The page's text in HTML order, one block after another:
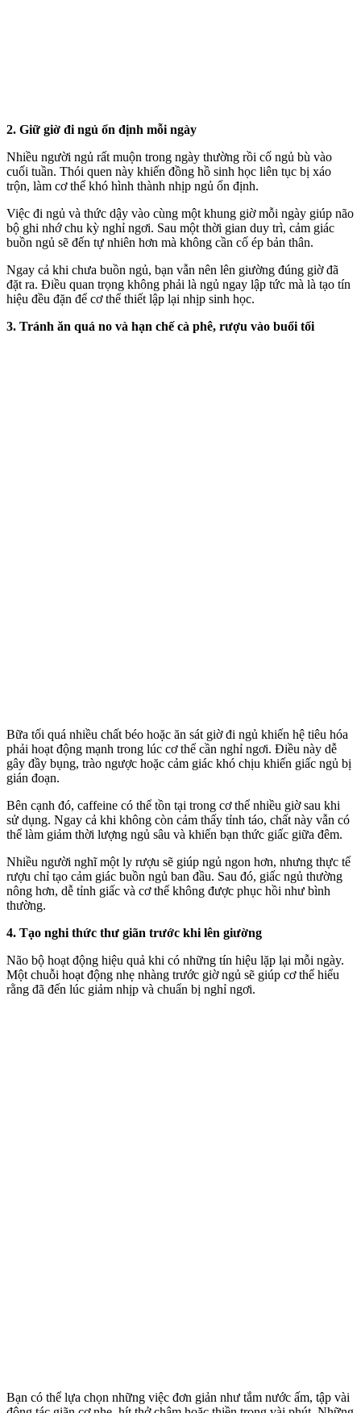
2. Giữ giờ đi ngủ ổn định mỗi ngày
Nhiều người ngủ rất muộn trong ngày thường rồi cố ngủ bù vào
cuối tuần. Thói quen này khiến đồng hồ sinh học liên tục bị xáo
trộn, làm c‌ơ th‌ể khó hình thành nhịp ngủ ổn định.
Việc đi ngủ và thức dậy vào cùng một khung giờ mỗi ngày giúp não
bộ ghi nhớ chu kỳ nghỉ ngơi. Sau một thời gian duy trì, cảm giác
buồn ngủ sẽ đến tự nhiên hơn mà không cần cố ép bản thân.
Ngay cả khi chưa buồn ngủ, bạn vẫn nên lên giường đúng giờ đã
đặt ra. Điều quan trọng không phải là ngủ ngay lập tức mà là tạo tín
hiệu đều đặn để c‌ơ th‌ể thiết lập lại nhịp sinh học.
3. Tránh ăn quá no và hạn chế cà phê, rượu vào buổi tối
Bữa tối quá nhiều chất béo hoặc ăn sát giờ đi ngủ khiến hệ tiêu hóa
phải hoạt động mạnh trong lúc c‌ơ th‌ể cần nghỉ ngơi. Điều này dễ
gây đầy bụng, trào ngược hoặc cảm giác khó chịu khiến giấc ngủ bị
gián đoạn.
Bên cạnh đó, caffeine có thể tồn tại trong c‌ơ th‌ể nhiều giờ sau khi
sử dụng. Ngay cả khi không còn cảm thấy tỉnh táo, chất này vẫn có
thể làm giảm thời lượng ngủ sâu và khiến bạn thức giấc giữa đêm.
Nhiều người nghĩ một ly rượu sẽ giúp ngủ ngon hơn, nhưng thực tế
rượu chỉ tạo cảm giác buồn ngủ ban đầu. Sau đó, giấc ngủ thường
nông hơn, dễ tỉnh giấc và c‌ơ th‌ể không được phục hồi như bình
thường.
4. Tạo nghi thức thư giãn trước khi lên giường
Não bộ hoạt động hiệu quả khi có những tín hiệu lặp lại mỗi ngày.
Một chuỗi hoạt động nhẹ nhàng trước giờ ngủ sẽ giúp c‌ơ th‌ể hiểu
rằng đã đến lúc giảm nhịp và chuẩn bị nghỉ ngơi.
Bạn có thể lựa chọn những việc đơn giản như tắm nước ấm, tập vài